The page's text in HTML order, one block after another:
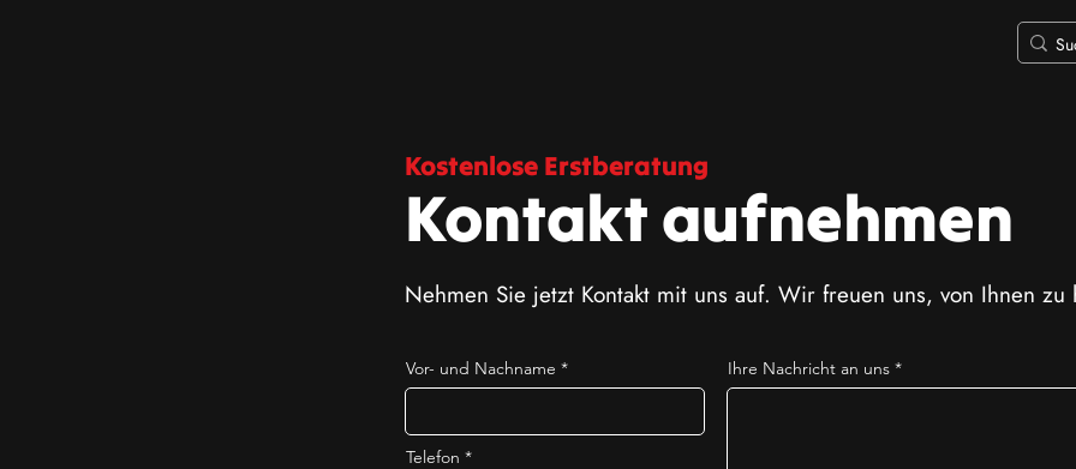
Kostenlose Erstberatung
Kontakt aufnehmen
Nehmen Sie jetzt Kontakt mit uns auf. Wir freuen uns, von Ihnen zu
Vor- und Nachname
Telefon
Ihre Nachricht an uns